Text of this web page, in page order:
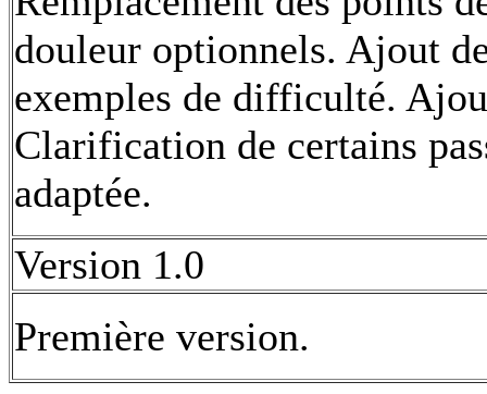
douleur optionnels. Ajout
exemples de difficulté.
Clarification de certains
adaptée.
Version 1.0
Première version.